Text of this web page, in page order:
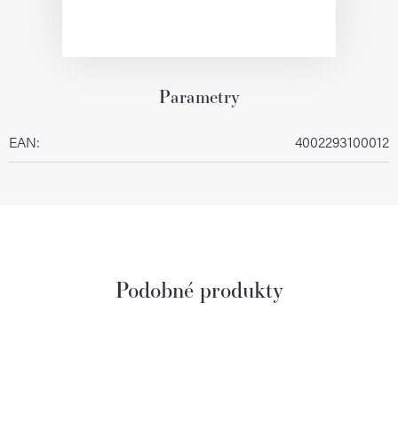
Parametry
EAN: 4002293100012